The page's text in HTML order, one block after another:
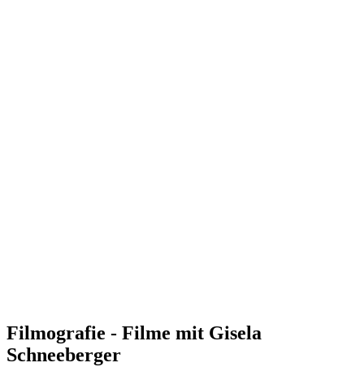
Filmografie - Filme mit Gisela
Schneeberger